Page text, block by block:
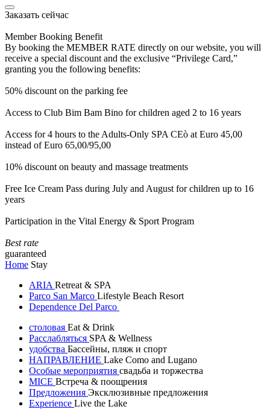
Заказать сейчас
Member Booking Benefit
By booking the MEMBER RATE directly on our website, you will
receive a special discount and the exclusive “Privilege Card,”
granting you the following benefits:
50% discount on the parking fee
Access to Club Bim Bam Bino for children aged 2 to 16 years
Access for 4 hours to the Adults-Only SPA CEò at Euro 45,00
instead of Euro 65,00/95,00
10% discount on beauty and massage treatments
Free Ice Cream Pass during July and August for children up to 16
years
Participation in the Vital Energy & Sport Program
Best rate
guaranteed
Home Stay
ARIA Retreat & SPA
Parco San Marco Lifestyle Beach Resort
Dependence Del Parco
столовая Eat & Drink
Расслабляться SPA & Wellness
удобства Бассейны, пляж и спорт
НАПРАВЛЕНИЕ Lake Como and Lugano
Особые мероприятия свадьба и торжества
MICE Встреча & поощрения
Предложения Эксклюзивные предложения
Experience Live the Lake